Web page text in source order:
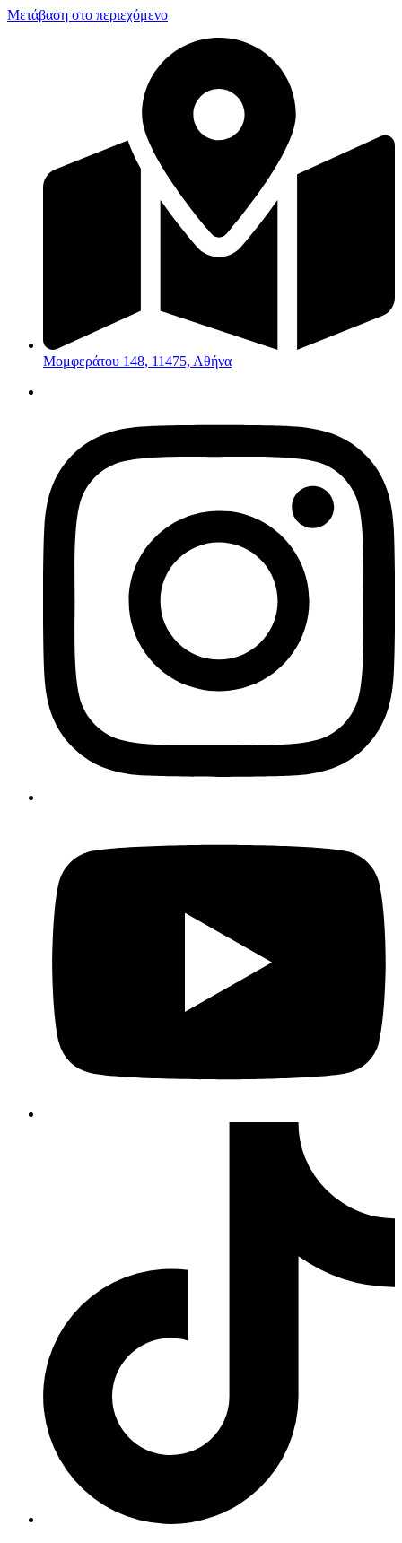
Μετάβαση στο περιεχόμενο
Μομφεράτου 148, 11475, Αθήνα